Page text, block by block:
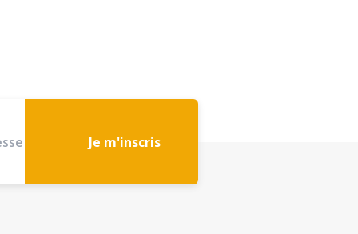
Je m'inscris